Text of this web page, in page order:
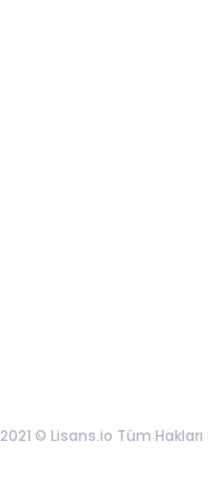
2021 © Lisans.io Tüm Hakları